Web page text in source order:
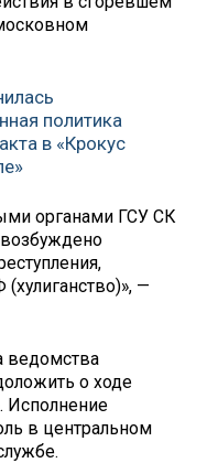
политика
в «Крокус
органами ГСУ СК
—
ведомства
о ходе
Исполнение
в центральном